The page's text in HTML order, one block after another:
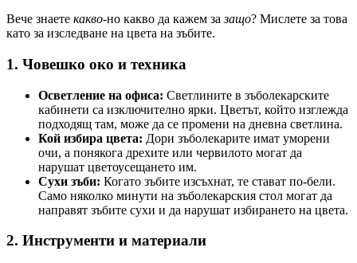
Вече знаете какво-но какво да кажем зазащо? Мислете за това
като за изследване на цвета на зъбите.
1. Човешко око и техника
Осветление на офиса: Светлините в зъболекарските
кабинети са изключително ярки. Цветът, който изглежда
подходящ там, може да се промени на дневна светлина.
Кой избира цвета: Дори зъболекарите имат уморени
очи, а понякога дрехите или червилото могат да
нарушат цветоусещането им.
Сухи зъби: Когато зъбите изсъхнат, те стават по-бели.
Само няколко минути на зъболекарския стол могат да
направят зъбите сухи и да нарушат избирането на цвета.
2. Инструменти и материали